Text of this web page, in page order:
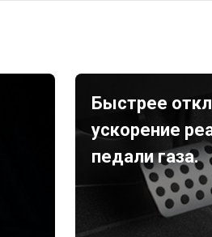
Быстрее
ускорение
педали газа.